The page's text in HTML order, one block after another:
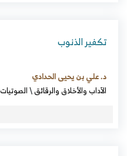
تكفير الذنوب
د. علي بن يحيى الحدادي
الآداب والأخلاق والرقائق\الصوتيات